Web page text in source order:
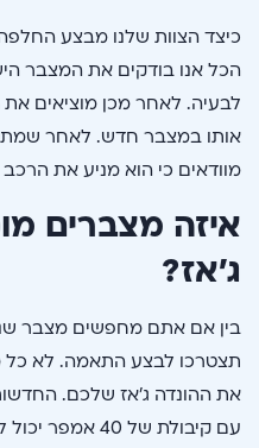
כיצד הצוות שלנו מבצע
הכל אנו בודקים את המצבר
לבעיה. לאחר מכן מוציאים את
אותו במצבר חדש. לאחר
מוודאים כי הוא מניע את
איזה מצברים
ג’אז?
בין אם אתם מחפשים מצבר
תצטרכו לבצע התאמה. לא כל
את ההונדה ג’אז שלכם.
עם קיבולת של